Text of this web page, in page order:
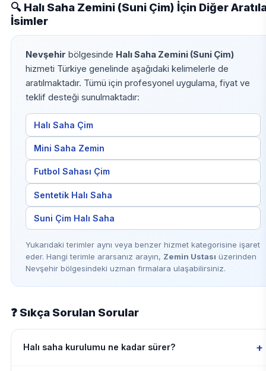
🔍 Halı Saha Zemini (Suni Çim) İçin Diğer
İsimler
Nevşehir bölgesinde Halı Saha Zemini (Suni Çim)
hizmeti Türkiye genelinde aşağıdaki kelimelerle de
aratılmaktadır. Tümü için profesyonel uygulama, fiyat ve
teklif desteği sunulmaktadır:
Halı Saha Çim
Mini Saha Zemin
Futbol Sahası Çim
Sentetik Halı Saha
Suni Çim Halı Saha
Yukarıdaki terimler aynı veya benzer hizmet kategorisine işaret
eder. Hangi terimle ararsanız arayın, Zemin Ustası üzerinden
Nevşehir bölgesindeki uzman firmalara ulaşabilirsiniz.
❓ Sıkça Sorulan Sorular
Halı saha kurulumu ne kadar sürer? +